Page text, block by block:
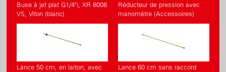
Buse à jet plat G1/4"i, XR 8008
VS, Viton (blanc)
Réducteur de pression avec
manomètre (Accessoires)
Lance 50 cm, en laiton, avec
Lance 60 cm sans raccord